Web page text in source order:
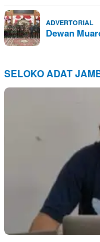
ADVERTORIAL
Dewan
SELOKO ADAT